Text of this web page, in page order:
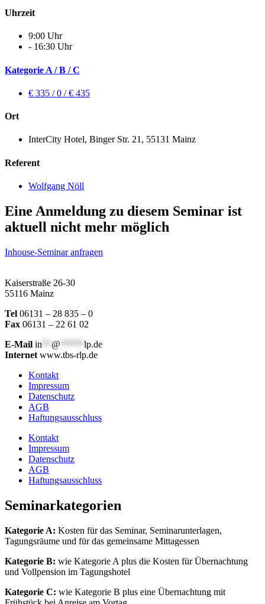
Uhrzeit
9:00 Uhr
- 16:30 Uhr
Kategorie A / B / C
€ 335 / 0 / € 435
Ort
InterCity Hotel, Binger Str. 21, 55131 Mainz
Referent
Wolfgang Nöll
Eine Anmeldung zu diesem Seminar ist
aktuell nicht mehr möglich
Inhouse-Seminar anfragen
Kaiserstraße 26-30
55116 Mainz
Tel 06131 – 28 835 – 0
Fax 06131 – 22 61 02
E-Mail in @
lp.de
Internet www.tbs-rlp.de
Kontakt
Impressum
Datenschutz
AGB
Haftungsausschluss
Kontakt
Impressum
Datenschutz
AGB
Haftungsausschluss
Seminarkategorien
Kategorie A: Kosten für das Seminar, Seminarunterlagen,
Tagungsräume und für das gemeinsame Mittagessen
Kategorie B: wie Kategorie A plus die Kosten für Übernachtung
und Vollpension im Tagungshotel
Kategorie C: wie Kategorie B plus eine Übernachtung mit